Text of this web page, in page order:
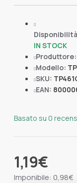
IN STOCK
Produttore:
Modello:
SKU:
EAN:
Basato su 0
1,19€
Imponibile: 0,98€